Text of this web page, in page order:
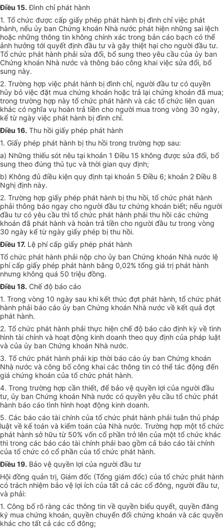
Điều 15. Đình chỉ phát hành
1. Tổ chức được cấp giấy phép phát hành bị đình chỉ việc phát
hành, nếu ủy ban Chứng khoán Nhà nước phát hiện những sai lệch
hoặc những thông tin không chính xác trong bản cáo bạch có thể
ảnh hưởng tới quyết định đầu tư và gây thiệt hại cho người đầu tư.
Tổ chức phát hành phải sửa đổi, bổ sung theo yêu cầu của ủy ban
Chứng khoán Nhà nước và thông báo công khai việc sửa đổi, bổ
sung này.
2. Trường hợp việc phát hành bị đình chỉ, người đầu tư có quyền
hủy bỏ việc đặt mua chứng khoán hoặc trả lại chứng khoán đã mua;
trong trường hợp này tổ chức phát hành và các tổ chức liên quan
khác có nghĩa vụ hoàn trả tiền cho người mua trong vòng 30 ngày,
kể từ ngày việc phát hành bị đình chỉ.
Điều 16. Thu hồi giấy phép phát hành
1. Giấy phép phát hành bị thu hồi trong trường hợp sau:
a) Những thiếu sót nêu tại khoản 1 Điều 15 không được sửa đổi, bổ
sung theo đúng thủ tục và thời gian quy định;
b) Không đủ điều kiện quy định tại khoản 5 Điều 6; khoản 2 Điều 8
Nghị định này.
2. Trường hợp giấy phép phát hành bị thu hồi, tổ chức phát hành
phải thông báo ngay cho người đầu tư chứng khoán biết; nếu người
đầu tư có yêu cầu thì tổ chức phát hành phải thu hồi các chứng
khoán đã phát hành và hoàn trả tiền cho người đầu tư trong vòng
30 ngày kể từ ngày giấy phép bị thu hồi.
Điều 17. Lệ phí cấp giấy phép phát hành
Tổ chức phát hành phải nộp cho ủy ban Chứng khoán Nhà nước lệ
phí cấp giấy phép phát hành bằng 0,02% tổng giá trị phát hành
nhưng không quá 50 triệu đồng.
Điều 18. Chế độ báo cáo
1. Trong vòng 10 ngày sau khi kết thúc đợt phát hành, tổ chức phát
hành phải báo cáo ủy ban Chứng khoán Nhà nước về kết quả đợt
phát hành.
2. Tổ chức phát hành phải thực hiện chế độ báo cáo định kỳ về tình
hình tài chính và hoạt động kinh doanh theo quy định của pháp luật
và của ủy ban Chứng khoán Nhà nước.
3. Tổ chức phát hành phải kịp thời báo cáo ủy ban Chứng khoán
Nhà nước và công bố công khai các thông tin có thể tác động đến
giá chứng khoán của tổ chức phát hành.
4. Trong trường hợp cần thiết, để bảo vệ quyền lợi của người đầu
tư, ủy ban Chứng khoán Nhà nước có quyền yêu cầu tổ chức phát
hành báo cáo tình hình hoạt động kinh doanh.
5. Các báo cáo tài chính của tổ chức phát hành phải tuân thủ pháp
luật về kế toán và kiểm toán của Nhà nước. Trường hợp một tổ chức
phát hành sở hữu từ 50% vốn cổ phần trở lên của một tổ chức khác
thì trong các báo cáo tài chính phải bao gồm cả báo cáo tài chính
của tổ chức có cổ phần của tổ chức phát hành.
Điều 19. Bảo vệ quyền lợi của người đầu tư
Hội đồng quản trị, Giám đốc (Tổng giám đốc) của tổ chức phát hành
có trách nhiệm bảo vệ lợi ích của tất cả các cổ đông, người đầu tư,
và phải:
1. Công bố rõ ràng các thông tin về quyền biểu quyết, quyền đăng
ký mua chứng khoán, quyền chuyển đổi chứng khoán và các quyền
khác cho tất cả các cổ đông;